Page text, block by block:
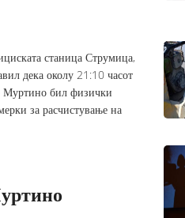
станица Струмица,
дека околу 21:10 часот
Муртино бил физички
за расчистување на